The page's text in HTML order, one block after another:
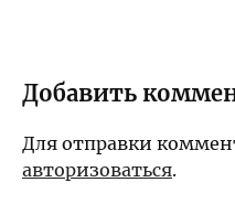
Добавить
Для отправки
авторизоваться.